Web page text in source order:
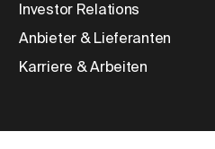
Investor Relations
Anbieter & Lieferanten
Karriere & Arbeiten